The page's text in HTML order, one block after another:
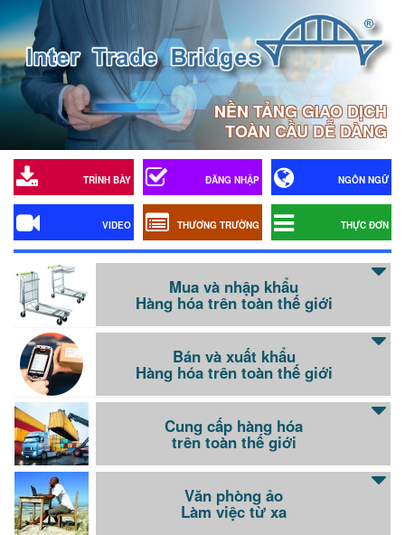
NỀN TẢNG GIAO DỊCH
TOÀN CẦU DỄ DÀNG
TRÌNH BÀY ĐĂNG NHẬP NGÔN NGỮ
VIDEO THƯƠNG TRƯỜNG THỰC ĐƠN
Mua và nhập khẩu
Hàng hóa trên toàn thế giới
Bán và xuất khẩu
Hàng hóa trên toàn thế giới
Cung cấp hàng hóa
trên toàn thế giới
Văn phòng ảo
Làm việc từ xa